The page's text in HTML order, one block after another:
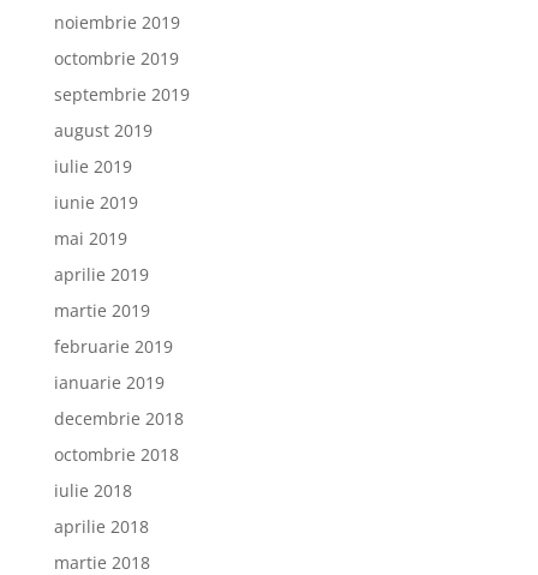
noiembrie 2019
octombrie 2019
septembrie 2019
august 2019
iulie 2019
iunie 2019
mai 2019
aprilie 2019
martie 2019
februarie 2019
ianuarie 2019
decembrie 2018
octombrie 2018
iulie 2018
aprilie 2018
martie 2018